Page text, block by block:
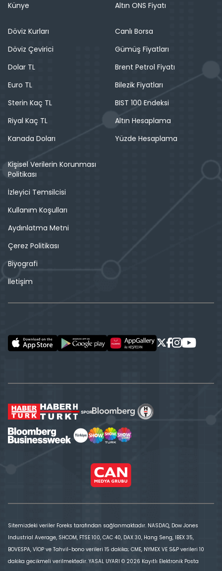
Künye
Altın ONS Fiyatı
Döviz Kurları
Döviz Çevirici
Dolar TL
Euro TL
Sterin Kaç TL
Riyal Kaç TL
Kanada Doları
Canlı Borsa
Gümüş Fiyatları
Brent Petrol Fiyatı
Bilezik Fiyatları
BIST 100 Endeksi
Altın Hesaplama
Yüzde Hesaplama
Kişisel Verilerin Korunması
Politikası
İzleyici Temsilcisi
Kullanım Koşulları
Aydınlatma Metni
Çerez Politikası
Biyografi
İletişim
Sitemizdeki veriler Foreks tarafından sağlanmaktadır. NASDAQ, Dow Jones
Industrial Average, SHCOM, FTSE 100, CAC 40, DAX 30, Hang Seng, IBEX 35,
BOVESPA, VİOP ve Tahvil-bono verileri 15 dakika; CME, NYMEX VE S&P verileri 10
dakika gecikmeli verilmektedir. YASAL UYARI © 2026 Kayıtlı Elektronik Posta